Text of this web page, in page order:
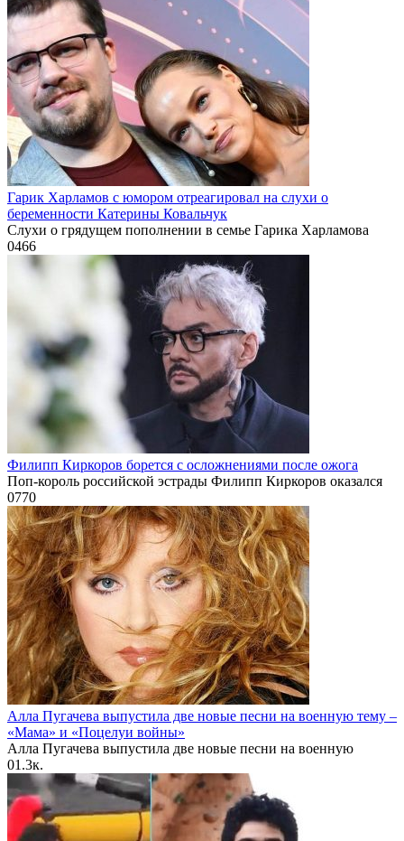
Гарик Харламов с юмором отреагировал на слухи о
беременности Катерины Ковальчук
Слухи о грядущем пополнении в семье Гарика Харламова
0466
Филипп Киркоров борется с осложнениями после ожога
Поп-король российской эстрады Филипп Киркоров оказался
0770
Алла Пугачева выпустила две новые песни на военную тему –
«Мама» и «Поцелуи войны»
Алла Пугачева выпустила две новые песни на военную
01.3к.